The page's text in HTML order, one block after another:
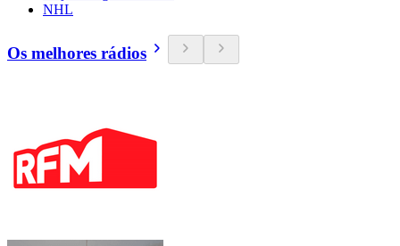
NHL
Os melhores rádios